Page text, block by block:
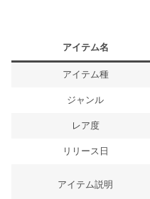
アイテム名
アイテム種
ジャンル
レア度
リリース日
アイテム説明